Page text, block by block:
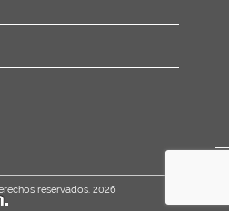
reservados. 2026